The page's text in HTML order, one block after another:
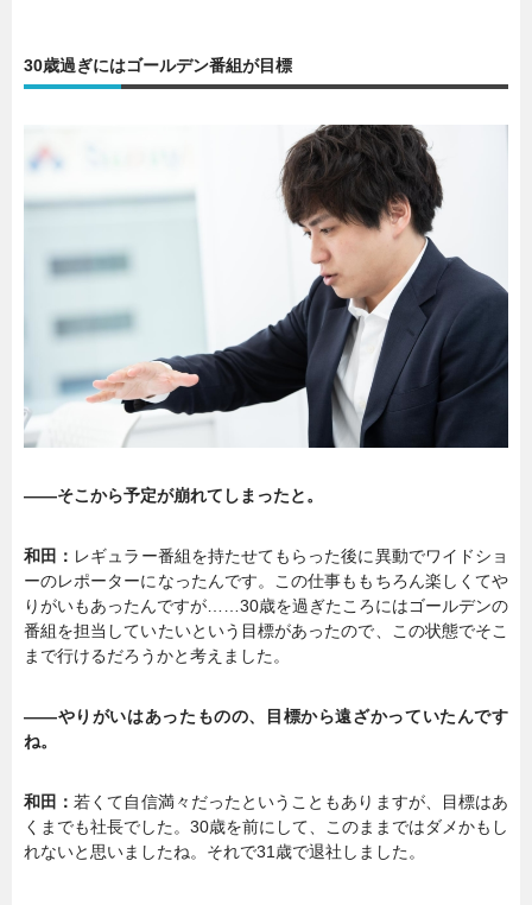
30歳過ぎにはゴールデン番組が目標
――そこから予定が崩れてしまったと。
和田： レギュラー番組を持たせてもらった後に異動でワイドショ
ーのレポーターになったんです。この仕事ももちろん楽しくてや
りがいもあったんですが……30歳を過ぎたころにはゴールデンの
番組を担当していたいという目標があったので、この状態でそこ
まで行けるだろうかと考えました。
――やりがいはあったものの、目標から遠ざかっていたんです
ね。
和田：若くて自信満々だったということもありますが、目標はあ
くまでも社長でした。30歳を前にして、このままではダメかもし
れないと思いましたね。それで31歳で退社しました。